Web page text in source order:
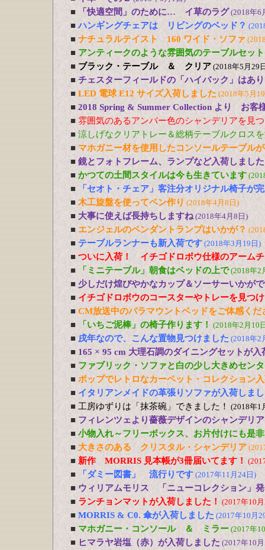
■ 「快適空間」のために… イ草のラグ (2018年6
■ ハンギングチェアは リビングのベッド？
■ ナチュラルテイスト 160 ワイド・ソファ
■ アンティークのような雰囲気のテーブルセット
■ ブラック・テーブル ＆ クリア (2018年5月29
■ チェスターフィールドの「ハイバック」はあ
■ LED 電球 E12 サイズ入荷しました (2018年5月
■ 2018 Spring & Summer Collection より お客
■ 雰囲気のあるアンバー色のシャンデリアを見
■ 涼しげなクリアトレー＆総柄テーブルクロス
■ マホガニー材を使用したコンソールテーブル
■ 鏡とフォトフレーム、ランプなど入荷しました
■ かつての土間スタイルは今も生きています
■
「セオト・チェア」客注分オリジナル椅子が
■ 木工旋盤を使ってペン作り (2018年4月8日)
■ 大事に使えば長持ちしますね(2018年4月8日)
■ エンジェルのペンダントランプはいかが？
■ テーブルランナーも新入荷です (2018年3月19日)
■ ついに入荷！ イチゴドロボウ仕様のアーム
■
「ミニテーブル」朝食はベッドの上で(2018年2
■ 少しだけ煌びやかなカップ＆ソーサーいかが
■ イチゴドロボウのコースターやトレーを見つ
■ CM放送中のパラマウントベッドをご体感くだ
■
「いちご泥棒」の椅子作ります！ (2018年2月10
■ 戌年なので、こんな置物見つけました (2018年2
■ 165 × 95 cm 大理石調のダイニングセットが入
■ ファブリック・ソファと白の少し大きめセン
■ ポップでレトロなカーペット・コレクション
■ イタリアンメイドの革張りソファが入荷しま
■ 工房ゆずりは「抹茶碗」できました！ (2018年1
■ フィレンツェより薔薇デザインのシャンデリア
■ 小物入れ～フリーボックス、お片付けにも是
■ 大きさのある クリスタル・シャンデリア
■ 新作 MORRIS 見本帳が3冊届いてます！
■ 「ダミー図書」 流行りです (2017年11月24日)
■ ウィリアムモリス 「ニューコレクション」
■ ランチョンマットが入荷しました！ (2017年10
■ MORRIS & C0. 傘が入荷しました (2017年10月
■ マホガニー・コンソール ＆ ミラー (2017年
■ ヒマラヤ岩塩（赤）が入荷しました (2017年10